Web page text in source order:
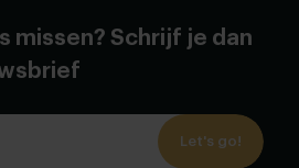
missen? Schrijf je dan
Let's go!